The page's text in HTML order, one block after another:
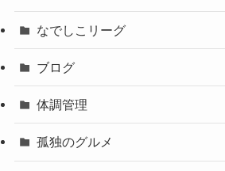
なでしこリーグ
ブログ
体調管理
孤独のグルメ